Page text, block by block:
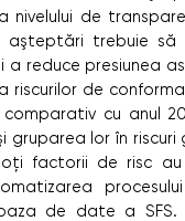
nivelului de
aşteptări trebuie
a reduce presiunea
riscurilor de
cu anul
gruparea lor în riscuri
factorii de risc
de date a SFS.